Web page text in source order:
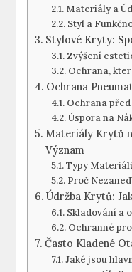
Materiály a
Styl a
Stylové Kryty:
Zvýšení
Ochrana,
Ochrana
Ochrana
Úspora na
Materiály Krytů
Význam
Typy
Proč
Údržba Krytů:
Skladování a
Ochranné
Často Kladené
Jaké jsou